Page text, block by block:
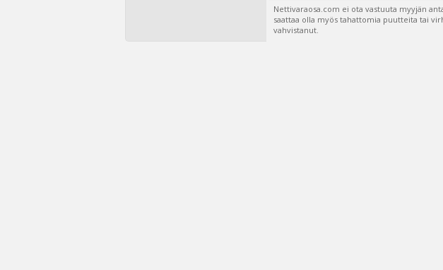
Nettivaraosa.com ei ota vastuuta myyjän
saattaa olla myös tahattomia puutteita tai
vahvistanut.